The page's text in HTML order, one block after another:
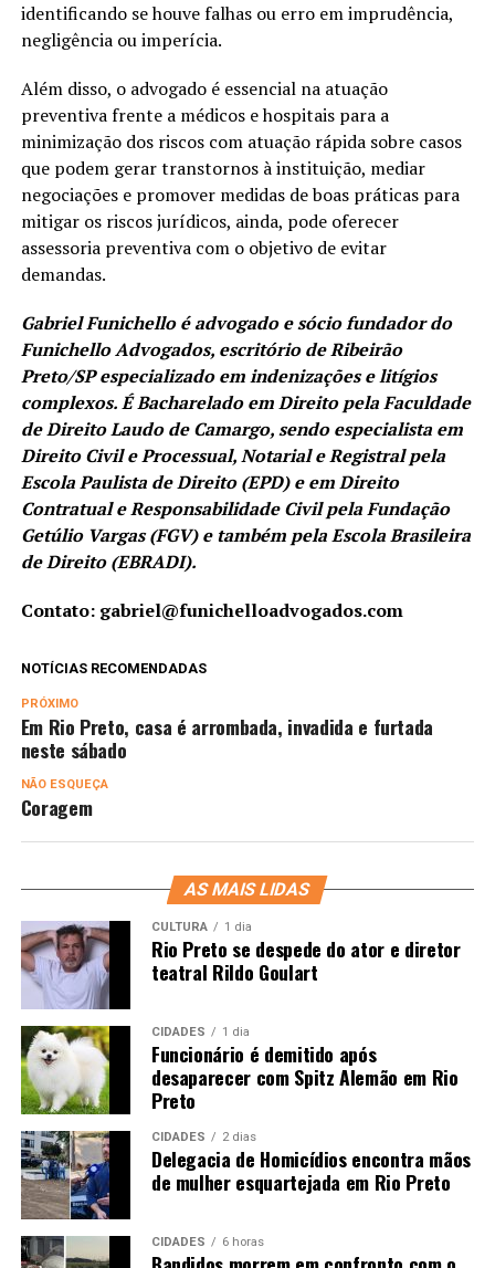
identificando se houve falhas ou erro em imprudência,
negligência ou imperícia.
Além disso, o advogado é essencial na atuação
preventiva frente a médicos e hospitais para a
minimização dos riscos com atuação rápida sobre casos
que podem gerar transtornos à instituição, mediar
negociações e promover medidas de boas práticas para
mitigar os riscos jurídicos, ainda, pode oferecer
assessoria preventiva com o objetivo de evitar
demandas.
Gabriel Funichello é advogado e sócio fundador do
Funichello Advogados, escritório de Ribeirão
Preto/SP especializado em indenizações e litígios
complexos. É Bacharelado em Direito pela Faculdade
de Direito Laudo de Camargo, sendo especialista em
Direito Civil e Processual, Notarial e Registral pela
Escola Paulista de Direito (EPD) e em Direito
Contratual e Responsabilidade Civil pela Fundação
Getúlio Vargas (FGV) e também pela Escola Brasileira
de Direito (EBRADI).
Contato: gabriel@funichelloadvogados.com
NOTÍCIAS RECOMENDADAS
PRÓXIMO
Em Rio Preto, casa é arrombada, invadida e furtada
neste sábado
NÃO ESQUEÇA
Coragem
AS MAIS LIDAS
CULTURA 1 dia
Rio Preto se despede do ator e diretor
teatral Rildo Goulart
CIDADES 1 dia
Funcionário é demitido após
desaparecer com Spitz Alemão em Rio
Preto
CIDADES 2 dias
Delegacia de Homicídios encontra mãos
de mulher esquartejada em Rio Preto
CIDADES 6 horas